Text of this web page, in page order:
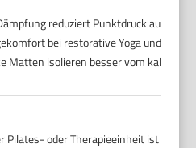
reduziert Punktdruck auf Knie
bei restorative Yoga und
Matten isolieren besser vom kalten
Pilates- oder Therapieeinheit ist